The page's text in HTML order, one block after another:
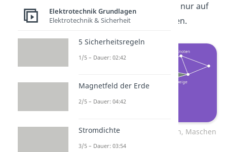
daher werden wir uns hier nur auf
das Wichtigste beschränken.
Graphen bestehen aus Knoten, Maschen
und Zweigen
Elektrotechnik Grundlagen
Elektrotechnik & Sicherheit
5 Sicherheitsregeln
1/5 – Dauer: 02:42
Magnetfeld der Erde
2/5 – Dauer: 04:42
Stromdichte
3/5 – Dauer: 03:54